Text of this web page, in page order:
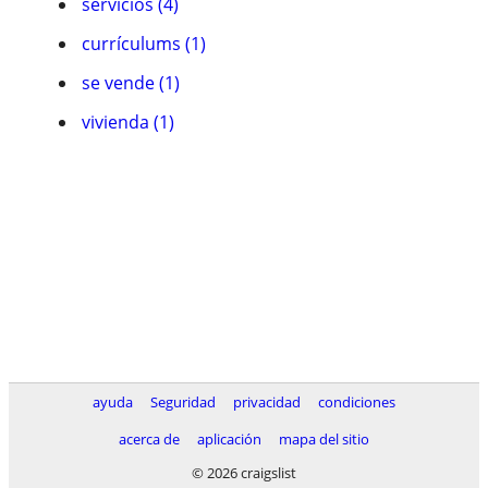
currí­culums (1)
se vende (1)
vivienda (1)
ayuda Seguridad privacidad
condiciones
acerca de
aplicación
mapa del sitio
© 2026 craigslist